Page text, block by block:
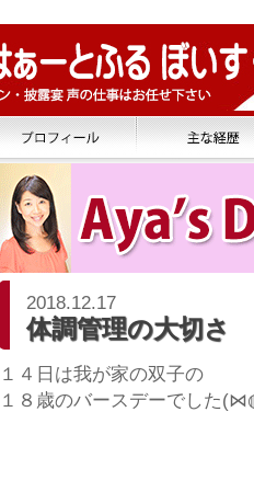
2018.12.17
体調管理の大切さ
１４日は我が家の双子の
１８歳のバースデーでし